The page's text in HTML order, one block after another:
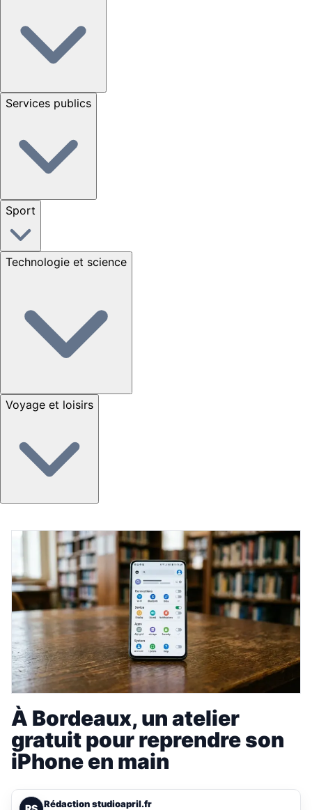
Services publics
Sport
Technologie et science
Voyage et loisirs
À Bordeaux, un atelier
gratuit pour reprendre son
iPhone en main
Rédaction studioapril.fr